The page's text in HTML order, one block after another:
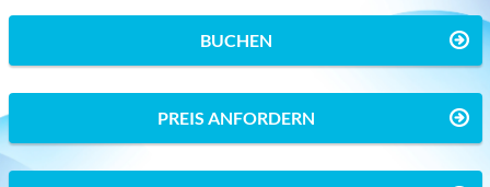
BUCHEN
PREIS ANFORDERN